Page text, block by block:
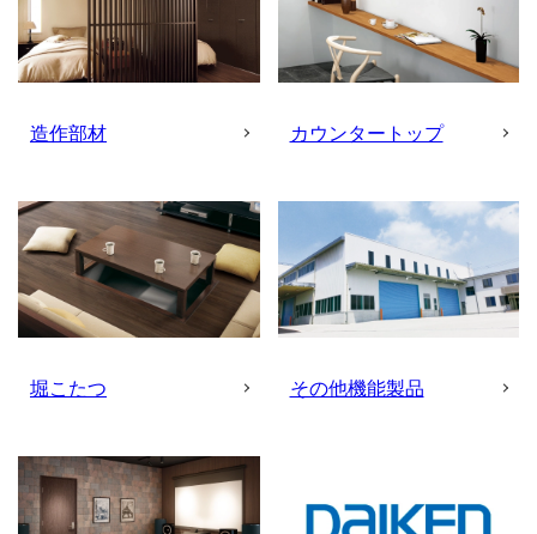
造作部材 カウンタートップ
堀こたつ その他機能製品